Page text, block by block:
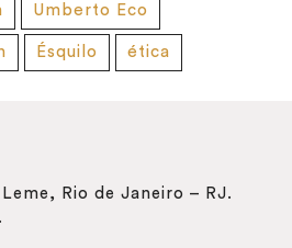
Umberto Eco
Ésquilo ética
Rio de Janeiro – RJ.